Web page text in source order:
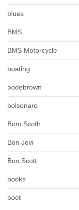
blues
BMS
BMS Motorcycle
boating
bodebrown
bolsonaro
Bom Scoth
Bon Jovi
Bon Scott
books
boot